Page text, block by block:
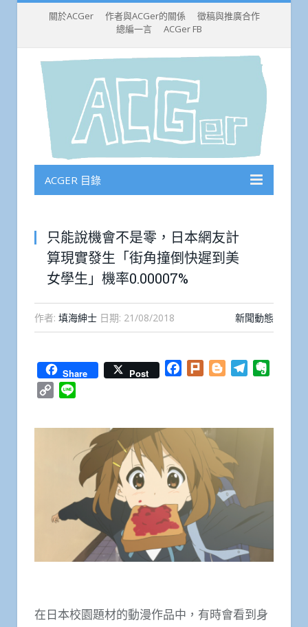
關於ACGer 作者與ACGer的關係
徵稿與推廣合作
總編一言
ACGer FB
ACGER 目錄
只能說機會不是零，日本網友計
算現實發生「街角撞倒快遲到美
女學生」機率0.00007%
作者: 填海紳士 日期: 21/08/2018 新聞動態
Share Post Facebook
Plurk BloggerTelegram
Copy
在日本校園題材的動漫作品中，有時會看到身